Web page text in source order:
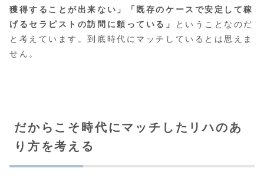
獲得することが出来ない」「既存のケースで安定して稼
げるセラピストの訪問に頼っている」
ということなのだ
と考えています。到底時代にマッチしているとは思えま
せん。
だからこそ時代にマッチしたリハのあ
り方を考える